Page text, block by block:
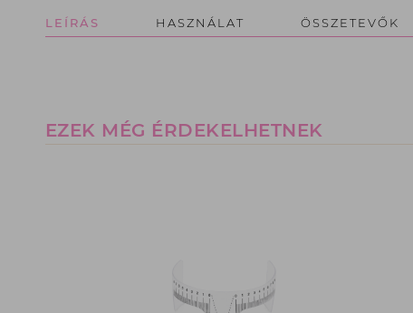
LEÍRÁS HASZNÁLAT ÖSSZETEVŐK
EZEK MÉG ÉRDEKELHETNEK